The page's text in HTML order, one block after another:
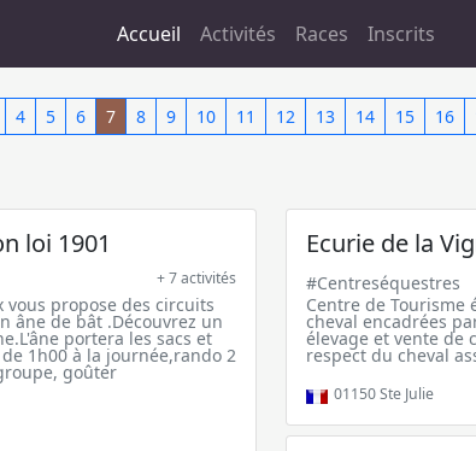
Accueil Activités Races Inscrits
4 5 6 7 8 9 10 11 12 13 14 15 16
loi 1901
+ 7 activités
vous propose des circuits
âne de bât .Découvrez un
portera les sacs et
1h00 à la journée,rando 2
goûter
Ecurie de la
#Centreséquestres
Centre de Tourisme
cheval encadrées
élevage et vente de
respect du cheval
01150Ste Julie